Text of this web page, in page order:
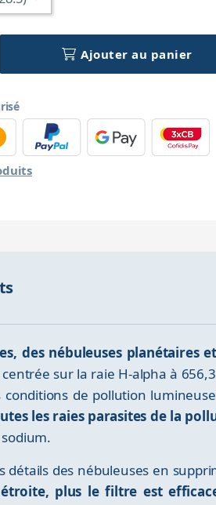
Ajouter au panier
des nébuleuses planétaires
sur la raie H-alpha à
de pollution
les raies parasites de la
détails des nébuleuses en
plus le filtre est